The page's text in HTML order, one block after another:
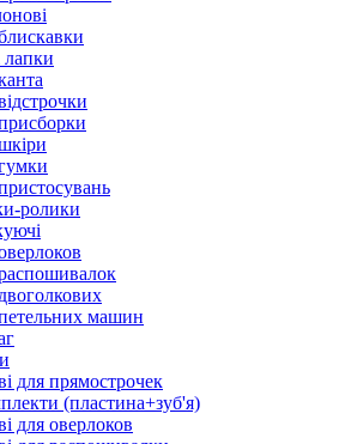
лапки
ролики
машин
для прямострочек
(пластина+зуб'я)
для оверлоков